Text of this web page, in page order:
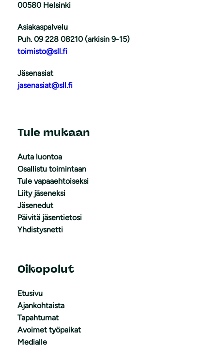
00580 Helsinki
Asiakaspalvelu
Puh. 09 228 08210 (arkisin 9-15)
toimisto@sll.fi
Jäsenasiat
jasenasiat@sll.fi
Tule mukaan
Auta luontoa
Osallistu toimintaan
Tule vapaaehtoiseksi
Liity jäseneksi
Jäsenedut
Päivitä jäsentietosi
Yhdistysnetti
Oikopolut
Etusivu
Ajankohtaista
Tapahtumat
Avoimet työpaikat
Medialle